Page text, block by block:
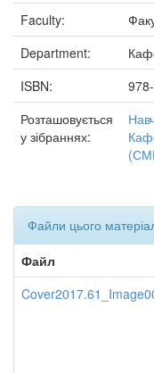
Faculty:
Department:
ISBN:
Розташовується
у зібраннях:
Файли цього
Файл